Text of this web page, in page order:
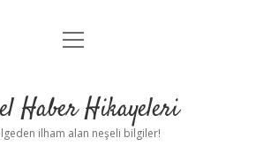
Anasayfa
Yasal Uyarı
menüyü
Haber Hikayeleri
ilham alan neşeli bilgiler!